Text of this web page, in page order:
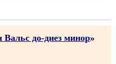
до-диез минор»